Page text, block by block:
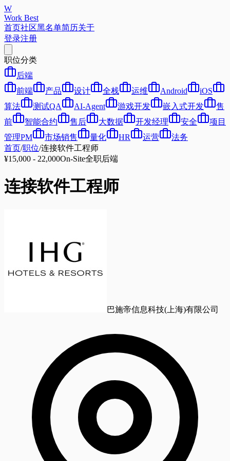
W
Work Best
首页社区黑名单简历关于
登录注册
职位分类
后端
前端
产品 设计 全栈 运维 Android
iOS
算法
测试QA AI-Agent 游戏开发 嵌入式开发
售
前
智能合约 售后 大数据 开发经理 安全
项目
管理PM
市场销售 量化 HR 运营
法务
首页/职位/连接软件工程师
¥15,000 - 22,000On-Site全职后端
连接软件工程师
巴施帝信息科技(上海)有限公司